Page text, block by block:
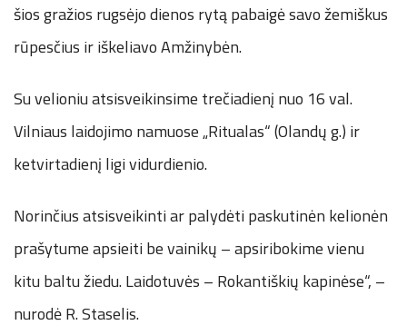
šios gražios rugsėjo dienos rytą pabaigė savo žemiškus
rūpesčius ir iškeliavo Amžinybėn.
Su velioniu atsisveikinsime trečiadienį nuo 16 val.
Vilniaus laidojimo namuose „Ritualas“ (Olandų g.) ir
ketvirtadienį ligi vidurdienio.
Norinčius atsisveikinti ar palydėti paskutinėn kelionėn
prašytume apsieiti be vainikų – apsiribokime vienu
kitu baltu žiedu. Laidotuvės – Rokantiškių kapinėse“, –
nurodė R. Staselis.